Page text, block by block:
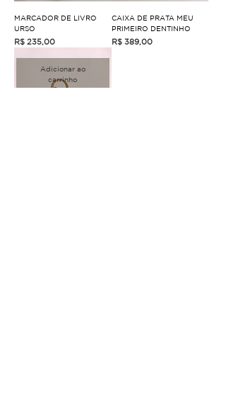
MARCADOR DE LIVRO
URSO
Preço
R$ 235,00
CAIXA DE PRATA MEU
PRIMEIRO DENTINHO
Preço
R$ 389,00
Adicionar ao
carrinho